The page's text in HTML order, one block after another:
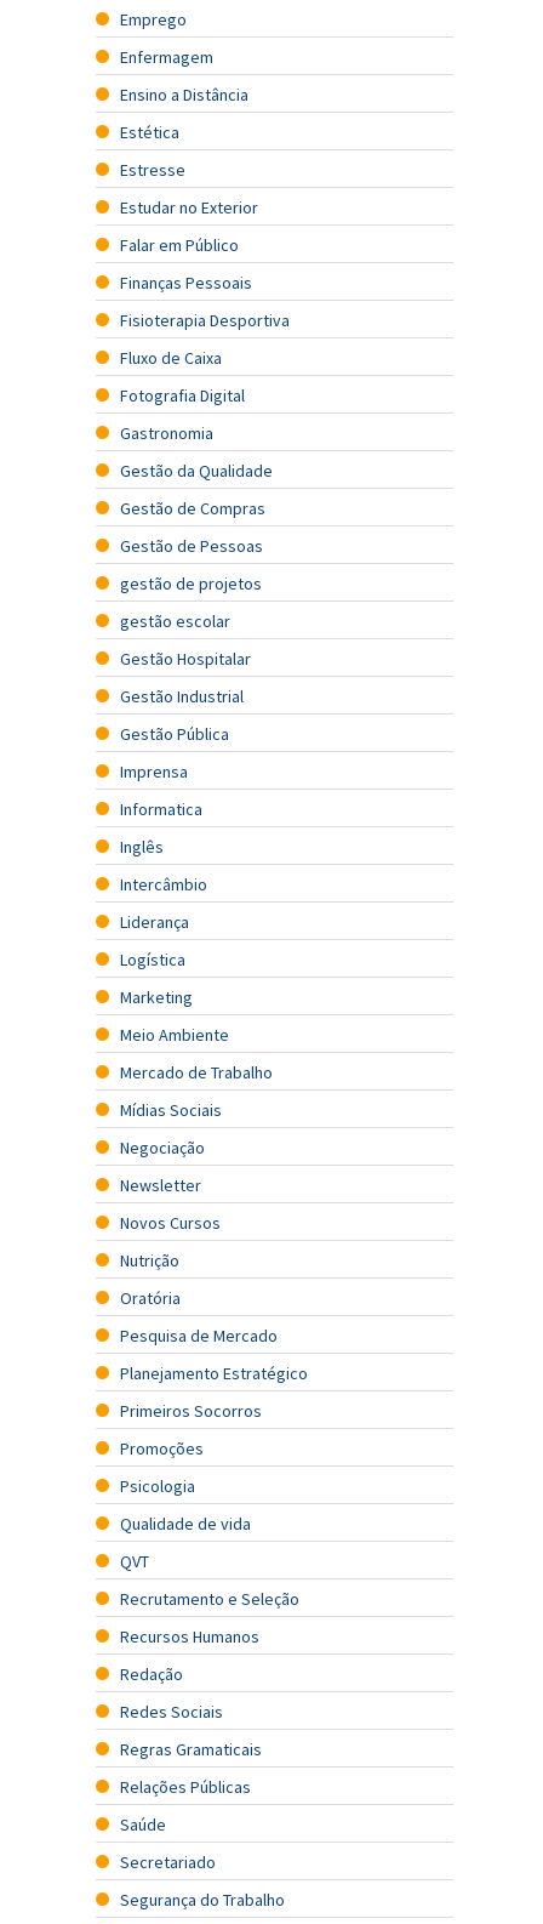
Emprego
Enfermagem
Ensino a Distância
Estética
Estresse
Estudar no Exterior
Falar em Público
Finanças Pessoais
Fisioterapia Desportiva
Fluxo de Caixa
Fotografia Digital
Gastronomia
Gestão da Qualidade
Gestão de Compras
Gestão de Pessoas
gestão de projetos
gestão escolar
Gestão Hospitalar
Gestão Industrial
Gestão Pública
Imprensa
Informatica
Inglês
Intercâmbio
Liderança
Logística
Marketing
Meio Ambiente
Mercado de Trabalho
Mídias Sociais
Negociação
Newsletter
Novos Cursos
Nutrição
Oratória
Pesquisa de Mercado
Planejamento Estratégico
Primeiros Socorros
Promoções
Psicologia
Qualidade de vida
QVT
Recrutamento e Seleção
Recursos Humanos
Redação
Redes Sociais
Regras Gramaticais
Relações Públicas
Saúde
Secretariado
Segurança do Trabalho